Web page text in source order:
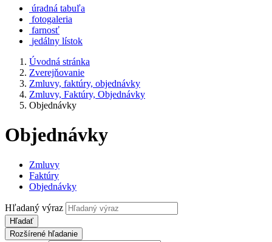
úradná tabuľa
fotogaleria
farnosť
jedálny lístok
Úvodná stránka
Zverejňovanie
Zmluvy, faktúry, objednávky
Zmluvy, Faktúry, Objednávky
Objednávky
Objednávky
Zmluvy
Faktúry
Objednávky
Hľadaný výraz
Hľadať
Rozšírené hľadanie